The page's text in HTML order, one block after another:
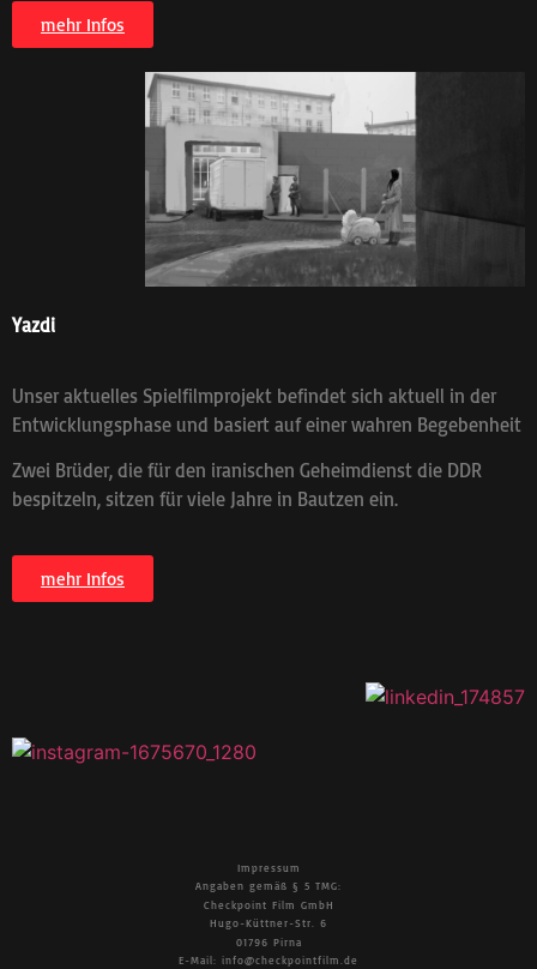
mehr Infos
Yazdi
Unser aktuelles Spielfilmprojekt befindet sich aktuell in der
Entwicklungsphase und basiert auf einer wahren Begebenheit
Zwei Brüder, die für den iranischen Geheimdienst die DDR
bespitzeln, sitzen für viele Jahre in Bautzen ein.
mehr Infos
Impressum
Angaben gemäß § 5 TMG:
Checkpoint Film GmbH
Hugo-Küttner-Str. 6
01796 Pirna
E-Mail: info@checkpointfilm.de